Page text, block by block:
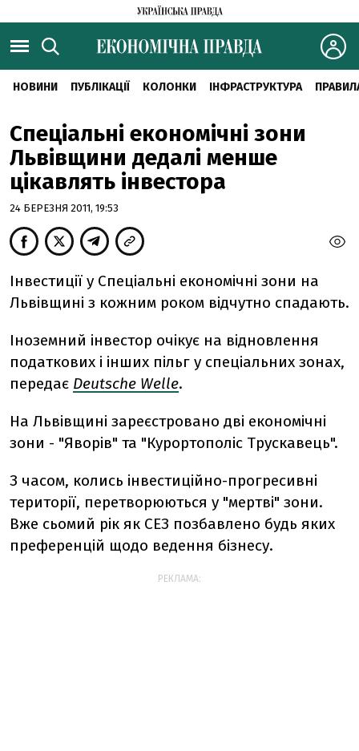
НОВИНИ ПУБЛІКАЦІЇ КОЛОНКИ ІНФРАСТРУКТУРА
Спеціальні економічні зони
Львівщини дедалі менше
цікавлять інвестора
24 БЕРЕЗНЯ 2011, 19:53
Інвестиції у Спеціальні економічні зони на
Львівщині з кожним роком відчутно спадають.
Іноземний інвестор очікує на відновлення
податкових і інших пільг у спеціальних зонах,
передає Deutsche Welle.
На Львівщині зареєстровано дві економічні
зони - "Яворів" та "Курортополіс Трускавець".
З часом, колись інвестиційно-прогресивні
території, перетворюються у "мертві" зони.
Вже сьомий рік як СЕЗ позбавлено будь яких
преференцій щодо ведення бізнесу.
РЕКЛАМА: